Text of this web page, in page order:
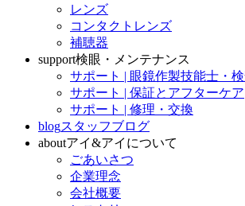
レンズ
コンタクトレンズ
補聴器
support検眼・メンテナンス
サポート | 眼鏡作製技能士・
サポート | 保証とアフターケア
サポート | 修理・交換
blogスタッフブログ
aboutアイ&アイについて
ごあいさつ
企業理念
会社概要